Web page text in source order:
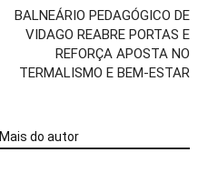
BALNEÁRIO PEDAGÓGICO DE
VIDAGO REABRE PORTAS E
REFORÇA APOSTA NO
TERMALISMO E BEM-ESTAR
Mais do autor